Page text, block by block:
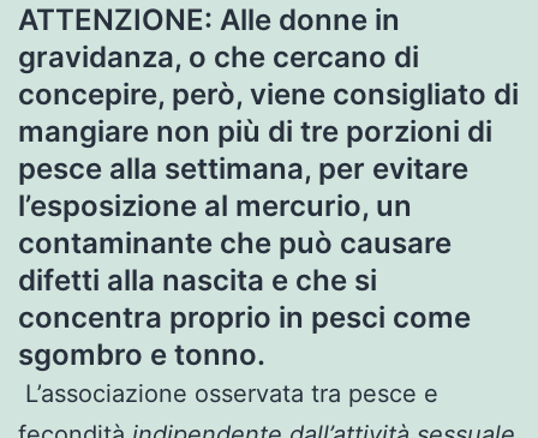
ATTENZIONE: Alle donne in
gravidanza, o che cercano di
concepire, però, viene consigliato di
mangiare non più di tre porzioni di
pesce alla settimana, per evitare
l’esposizione al mercurio, un
contaminante che può causare
difetti alla nascita e che si
concentra proprio in pesci come
sgombro e tonno.
L’associazione osservata tra pesce e